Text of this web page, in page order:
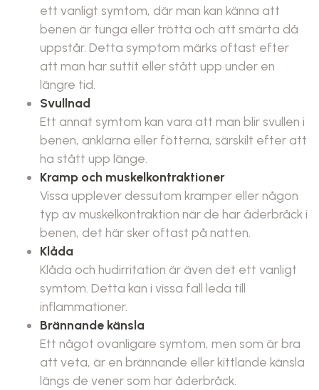
ett vanligt symtom, där man kan känna att
benen är tunga eller trötta och att smärta då
uppstår. Detta symptom märks oftast efter
att man har suttit eller stått upp under en
längre tid.
Svullnad
Ett annat symtom kan vara att man blir svullen i
benen, anklarna eller fötterna, särskilt efter att
ha stått upp länge.
Kramp och muskelkontraktioner
Vissa upplever dessutom kramper eller någon
typ av muskelkontraktion när de har åderbråck i
benen, det här sker oftast på natten.
Klåda
Klåda och hudirritation är även det ett vanligt
symtom. Detta kan i vissa fall leda till
inflammationer.
Brännande känsla
Ett något ovanligare symtom, men som är bra
att veta, är en brännande eller kittlande känsla
längs de vener som har åderbråck.